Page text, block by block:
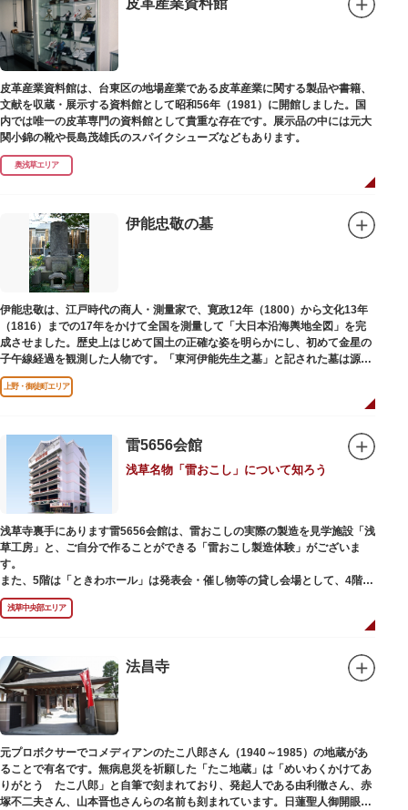
皮革産業資料館は、台東区の地場産業である皮革産業に関する製品や書籍、
文献を収蔵・展示する資料館として昭和56年（1981）に開館しました。国
内では唯一の皮革専門の資料館として貴重な存在です。展示品の中には元大
関小錦の靴や長島茂雄氏のスパイクシューズなどもあります。
奥浅草エリア
伊能忠敬の墓
伊能忠敬は、江戸時代の商人・測量家で、寛政12年（1800）から文化13年
（1816）までの17年をかけて全国を測量して「大日本沿海輿地全図」を完
成させました。歴史上はじめて国土の正確な姿を明らかにし、初めて金星の
子午線経過を観測した人物です。「東河伊能先生之墓」と記された墓は源空
寺（げんくうじ）にあります。
上野・御徒町エリア
雷5656会館
浅草名物「雷おこし」について知ろう
浅草寺裏手にあります雷5656会館は、雷おこしの実際の製造を見学施設「浅
草工房」と、ご自分で作ることができる「雷おこし製造体験」がございま
す。
また、5階は「ときわホール」は発表会・催し物等の貸し会場として、4階は
打合せなどでご利用いただける「貸しスペース」がございます。
浅草中央部エリア
法昌寺
元プロボクサーでコメディアンのたこ八郎さん（1940～1985）の地蔵があ
ることで有名です。無病息災を祈願した「たこ地蔵」は「めいわくかけてあ
りがとう たこ八郎」と自筆で刻まれており、発起人である由利徹さん、赤
塚不二夫さん、山本晋也さんらの名前も刻まれています。日蓮聖人御開眼の